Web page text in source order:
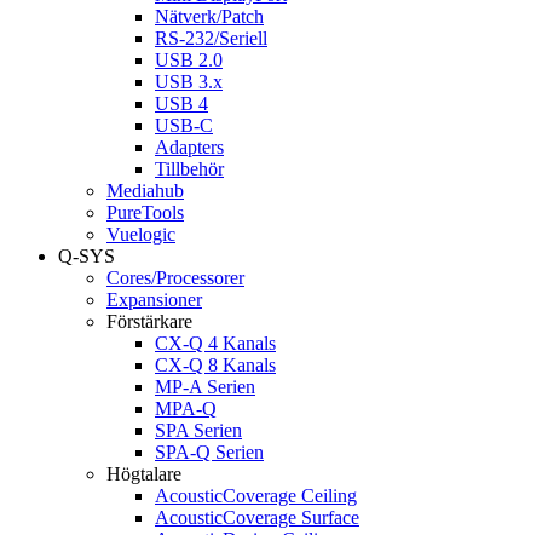
Nätverk/Patch
RS-232/Seriell
USB 2.0
USB 3.x
USB 4
USB-C
Adapters
Tillbehör
Mediahub
PureTools
Vuelogic
Q-SYS
Cores/Processorer
Expansioner
Förstärkare
CX-Q 4 Kanals
CX-Q 8 Kanals
MP-A Serien
MPA-Q
SPA Serien
SPA-Q Serien
Högtalare
AcousticCoverage Ceiling
AcousticCoverage Surface